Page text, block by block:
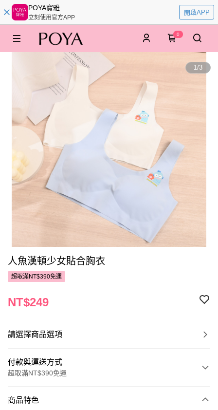
POYA寶雅
立刻使用官方APP
開啟APP
0
1/3
人魚漢頓少女貼合胸衣
超取滿NT$390免運
NT$249
請選擇商品選項
付款與運送方式
超取滿NT$390免運
POYA支付
商品特色